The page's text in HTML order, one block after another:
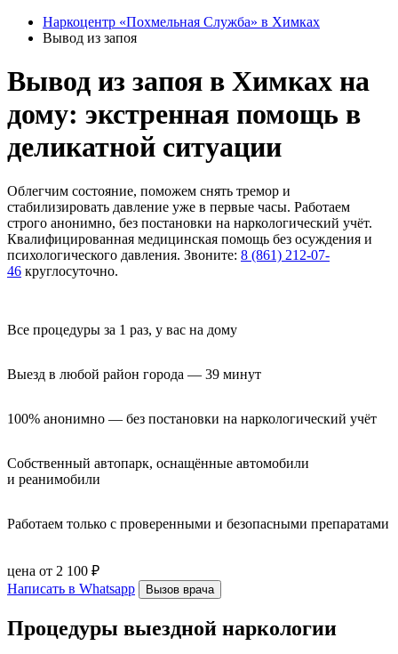
Наркоцентр «Похмельная Служба» в Химках
Вывод из запоя
Вывод из запоя в Химках на
дому: экстренная помощь в
деликатной ситуации
Облегчим состояние, поможем снять тремор и
стабилизировать давление уже в первые часы. Работаем
строго анонимно, без постановки на наркологический учёт.
Квалифицированная медицинская помощь без осуждения и
психологического давления. Звоните: 8 (861) 212-07-
46 круглосуточно.
Все процедуры за 1 раз, у вас на дому
Выезд в любой район города — 39 минут
100% анонимно — без постановки на наркологический учёт
Собственный автопарк, оснащённые автомобили
и реанимобили
Работаем только с проверенными и безопасными препаратами
цена от 2 100 ₽
Написать в Whatsapp
Вызов врача
Процедуры выездной наркологии